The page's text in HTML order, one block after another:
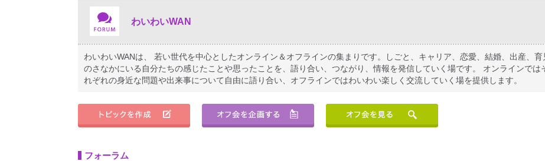
わいわいWAN
わいわいWANは、 若い世代を中心としたオンライン＆オフラインの集まりです。しごと、キャリア、恋愛、結婚、出産、育
のさなかにいる自分たちの感じたことや思ったことを、語り合い、つながり、情報を発信していく場です。 オンラインでは
れぞれの身近な問題や出来事について自由に語り合い、オフラインではわいわい楽しく交流していく場を提供します。
フォーラム